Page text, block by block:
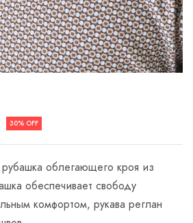
30% OFF
облегающего кроя из
обеспечивает свободу
комфортом, рукава реглан